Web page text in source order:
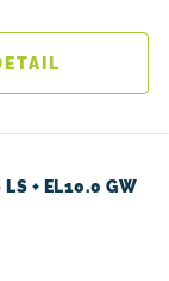
+ EL10.0 GW